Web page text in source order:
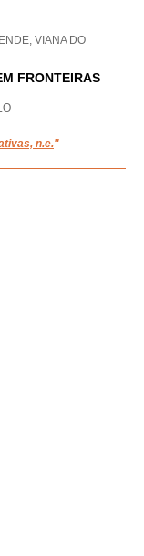
VIANA DO
FRONTEIRAS
n.e."